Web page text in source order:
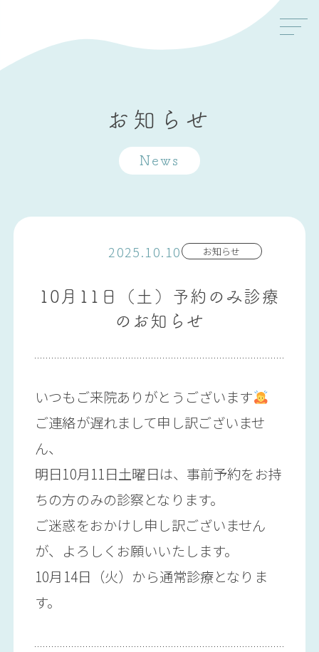
お知らせ
News
2025.10.10 お知らせ
10月11日（土）予約のみ診療
のお知らせ
いつもご来院ありがとうございます
ご連絡が遅れまして申し訳ございませ
ん、
明日10月11日土曜日は、事前予約をお持
ちの方のみの診察となります。
ご迷惑をおかけし申し訳ございません
が、よろしくお願いいたします。
10月14日（火）から通常診療となりま
す。